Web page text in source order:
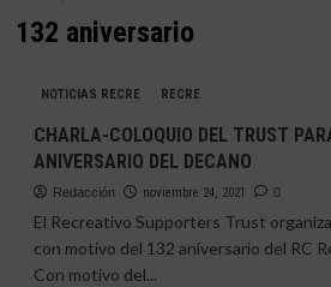
132 aniversario
NOTICIAS RECRE RECRE
CHARLA-COLOQUIO DEL TRUST
ANIVERSARIO DEL DECANO
Redacción noviembre 24, 2021 0
El Recreativo Supporters Trust
con motivo del 132 aniversario del RC
Con motivo del...